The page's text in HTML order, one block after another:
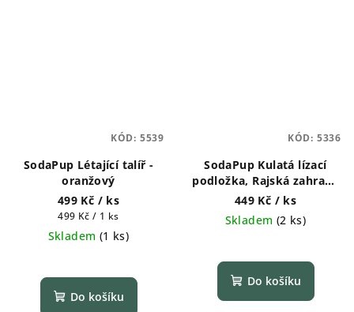
SodaPup Létající talíř -
oranžový
499 Kč / ks
Měrná
cena:
499 Kč / 1 ks
Skladem (1 ks)
Do košíku
KÓD: 5539
SodaPup Kulatá lízací
podložka, Rajská zahrada
- fialová
449 Kč / ks
Skladem (2 ks)
hodnocení
produktu
Do košíku
KÓD: 5336